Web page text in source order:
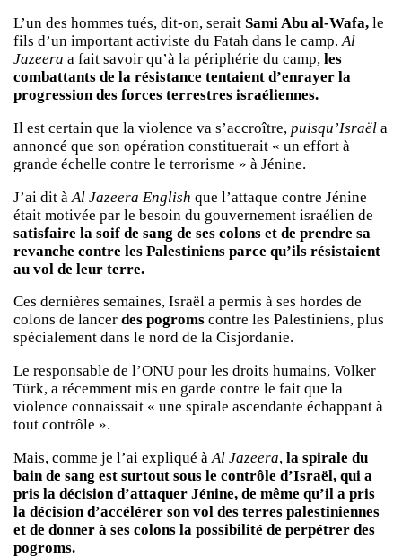
L’un des hommes tués, dit-on, serait Sami Abu al-Wafa, le
fils d’un important activiste du Fatah dans le camp.Al
Jazeera a fait savoir qu’à la périphérie du camp, les
combattants de la résistance tentaient d’enrayer la
progression des forces terrestres israéliennes.
Il est certain que la violence va s’accroître, puisqu’Israël a
annoncé que son opération constituerait « un effort à
grande échelle contre le terrorisme » à Jénine.
J’ai dit à Al Jazeera English que l’attaque contre Jénine
était motivée par le besoin du gouvernement israélien de
satisfaire la soif de sang de ses colons et de prendre sa
revanche contre les Palestiniens parce qu’ils résistaient
au vol de leur terre.
Ces dernières semaines, Israël a permis à ses hordes de
colons de lancer des pogroms contre les Palestiniens, plus
spécialement dans le nord de la Cisjordanie.
Le responsable de l’ONU pour les droits humains, Volker
Türk, a récemment mis en garde contre le fait que la
violence connaissait « une spirale ascendante échappant à
tout contrôle ».
Mais, comme je l’ai expliqué à Al Jazeera, la spirale du
bain de sang est surtout sous le contrôle d’Israël, qui a
pris la décision d’attaquer Jénine, de même qu’il a pris
la décision d’accélérer son vol des terres palestiniennes
et de donner à ses colons la possibilité de perpétrer des
pogroms.